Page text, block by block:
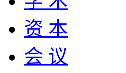
资 本
会 议